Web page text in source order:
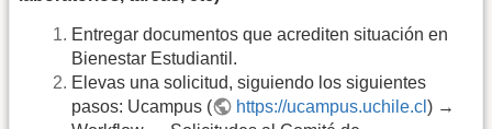
Entregar documentos que acrediten situación en
Bienestar Estudiantil.
Elevas una solicitud, siguiendo los siguientes
pasos: Ucampus (
https://ucampus.uchile.cl) →